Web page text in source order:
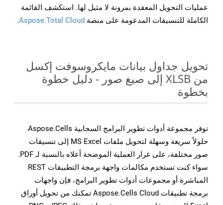
عمليات التحويل المعقدة بمرونة لا مثيل لها. استكشف القائمة
الكاملة للتنسيقات المدعومة على منصة Aspose.Total Cloud
.
تحويل جداول بيانات مايكروسوفت إكسل
من XLSB إلى صيغ صور - دليل خطوة
بخطوة
توفر مجموعة أدوات تطوير البرامج السحابية Aspose.Cells
حلولاً سريعة وسهلة لتحويل ملفات MS Excel إلى تنسيقات
صور مختلفة، على غرار العملية الموضحة أعلاه بالنسبة لـ PDF.
سواء كنت تستخدم مكالمات واجهة برمجة التطبيقات REST
المباشرة أو مجموعات أدوات تطوير البرامج، فإن واجهات
برمجة تطبيقات Aspose.Cells Cloud تمكنك من تحويل أوراق